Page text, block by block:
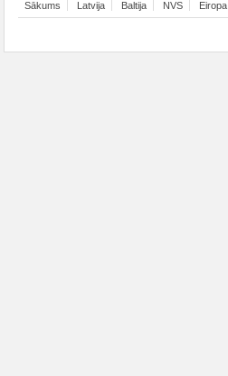
Sākums Latvija Baltija NVS Eiropa